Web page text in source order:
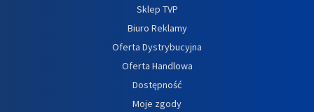
Sklep TVP
Biuro Reklamy
Oferta Dystrybucyjna
Oferta Handlowa
Dostępność
Moje zgody